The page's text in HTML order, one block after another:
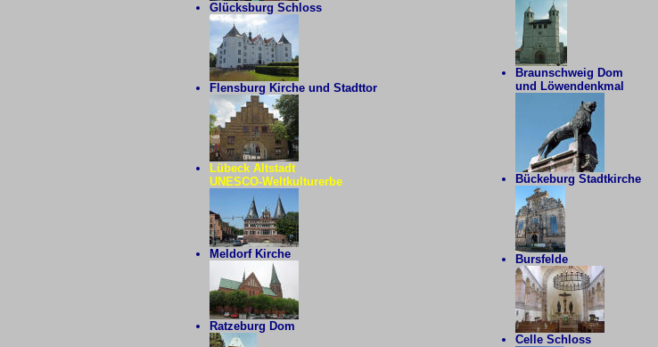
Glücksburg Schloss
Flensburg Kirche und Stadttor
Lübeck Altstadt
UNESCO-Weltkulturerbe
Meldorf Kirche
Ratzeburg Dom
Braunschweig Dom
und Löwendenkmal
Bückeburg Stadtkirche
Bursfelde
Celle Schloss